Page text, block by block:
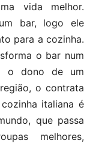
vida melhor.
bar, logo ele
para a cozinha.
o bar num
o dono de um
o contrata
italiana é
que passa
melhores,